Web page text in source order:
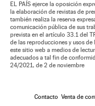
EL PAÍS ejerce la oposición
la elaboración de revistas de
también realiza la reserva
comunicación pública de sus
prevista en el artículo 33.1 del
de las reproducciones y usos
este sitio web a medios de
adecuados a tal fin de
24/2021, de 2 de noviembre
Contacto Venta de